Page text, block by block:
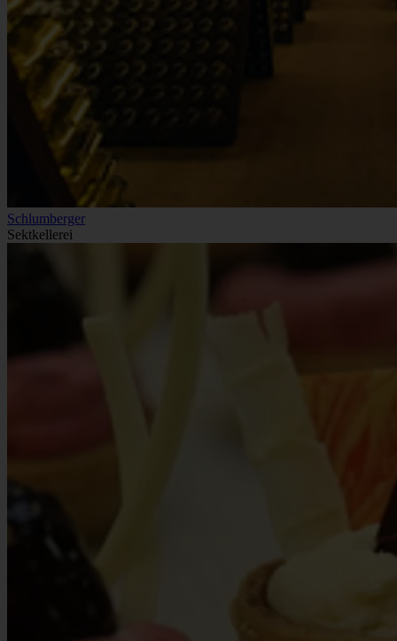
Schlumberger
Sektkellerei